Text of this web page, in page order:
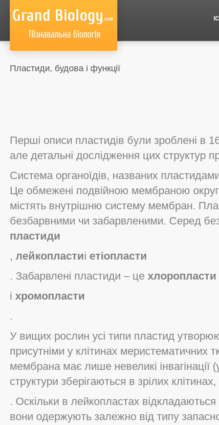
Пластиди, будова і функції
Перші описи пластидів були зроблені в
але детальні дослідження цих структур
Система органоїдів, названих
Це обмежені подвійною мембраною
містять внутрішню систему мембран.
безбарвними чи забарвленими. Серед
пластиди
, лейкопластиі етіопласти
. Забарвлені пластиди – це хлоропласти
і хромопласти
.
У вищих рослин усі типи пластид
присутніми у клітинах меристематичних
мембрана має лише невеликі інвагінації
структури зберігаються в зрілих
. Оскільки в лейкопластах
вони одержують залежно від типу